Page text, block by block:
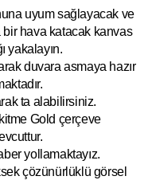
uyum sağlayacak ve
bir hava katacak kanvas
yakalayın.
duvara asmaya hazır
ta alabilirsiniz.
Gold çerçeve
yollamaktayız.
çözünürlüklü görsel